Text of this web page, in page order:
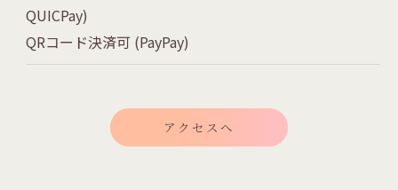
QUICPay)
QRコード決済可 (PayPay)
アクセスへ